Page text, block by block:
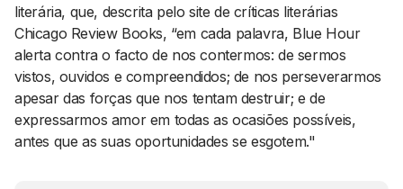
literária, que, descrita pelo site de críticas literárias
Chicago Review Books, “em cada palavra, Blue Hour
alerta contra o facto de nos contermos: de sermos
vistos, ouvidos e compreendidos; de nos perseverarmos
apesar das forças que nos tentam destruir; e de
expressarmos amor em todas as ocasiões possíveis,
antes que as suas oportunidades se esgotem."